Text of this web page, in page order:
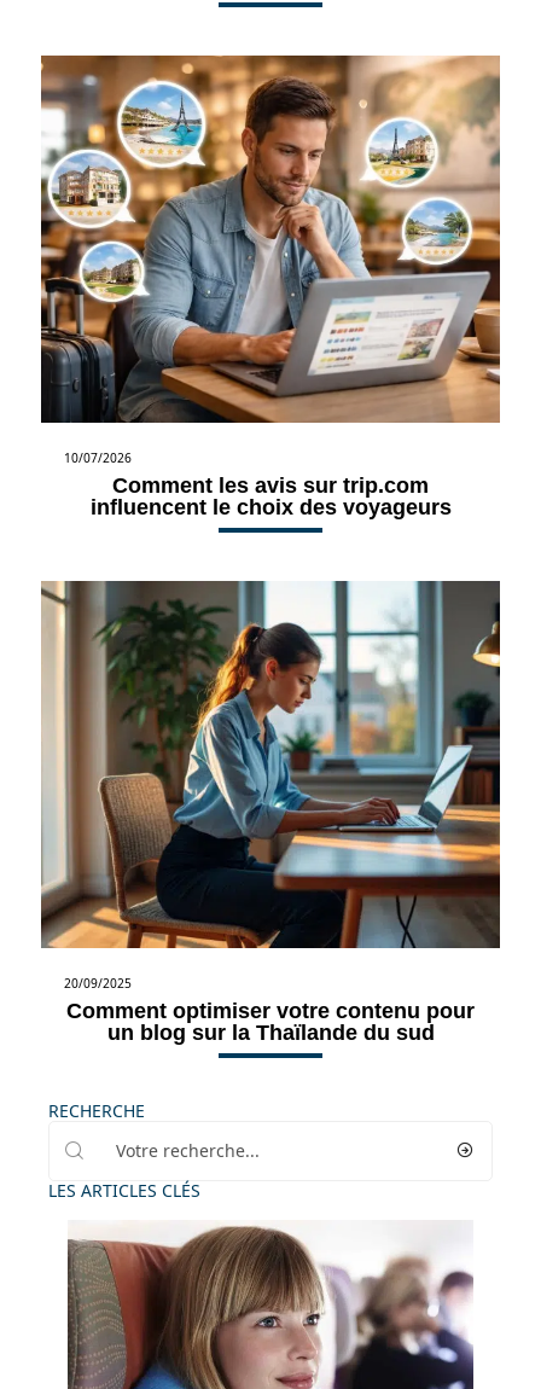
10/07/2026
Comment les avis sur trip.com
influencent le choix des voyageurs
20/09/2025
Comment optimiser votre contenu pour
un blog sur la Thaïlande du sud
RECHERCHE
LES ARTICLES CLÉS